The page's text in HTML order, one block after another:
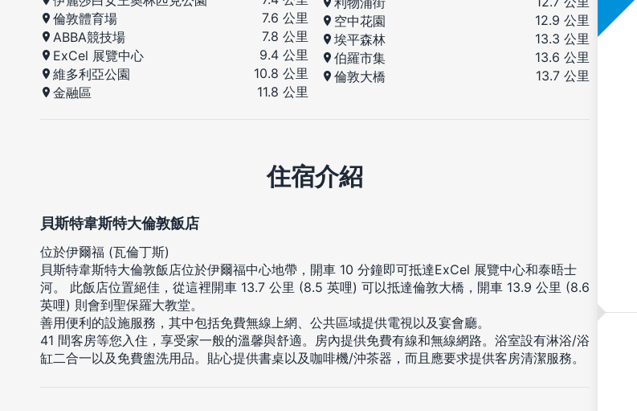
倫敦體育場
7.6 公里
ABBA競技場
7.8 公里
ExCel 展覽中心
9.4 公里
維多利亞公園
10.8 公里
金融區
11.8 公里
空中花園
12.9 公里
埃平森林
13.3 公里
伯羅市集
13.6 公里
倫敦大橋
13.7 公里
住宿介紹
貝斯特韋斯特大倫敦飯店
位於伊爾福 (瓦倫丁斯)
貝斯特韋斯特大倫敦飯店位於伊爾福中心地帶，開車 10 分鐘即可抵達ExCel 展覽中心和泰晤士
河。 此飯店位置絕佳，從這裡開車 13.7 公里 (8.5 英哩) 可以抵達倫敦大橋，開車 13.9 公里 (8.6
英哩) 則會到聖保羅大教堂。
善用便利的設施服務，其中包括免費無線上網、公共區域提供電視以及宴會廳。
41 間客房等您入住，享受家一般的溫馨與舒適。房內提供免費有線和無線網路。浴室設有淋浴/浴
缸二合一以及免費盥洗用品。貼心提供書桌以及咖啡機/沖茶器，而且應要求提供客房清潔服務。